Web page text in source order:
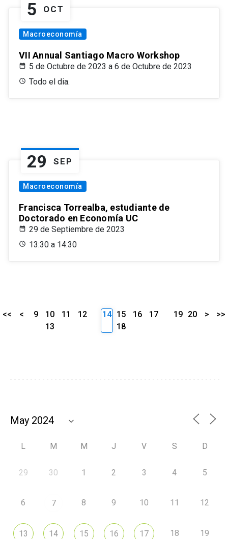
5 OCT
Macroeconomía
VII Annual Santiago Macro Workshop
5 de Octubre de 2023 a 6 de Octubre de 2023
Todo el dia.
29 SEP
Macroeconomía
Francisca Torrealba, estudiante de
Doctorado en Economía UC
29 de Septiembre de 2023
13:30 a 14:30
<< < 9 10 11
12
13
14 15 16
17
18
19 20 > >>
L M M J V S D
29 30 1 2 3 4 5
6 7 8 9 10 11 12
13 14 15 16 17 18 19